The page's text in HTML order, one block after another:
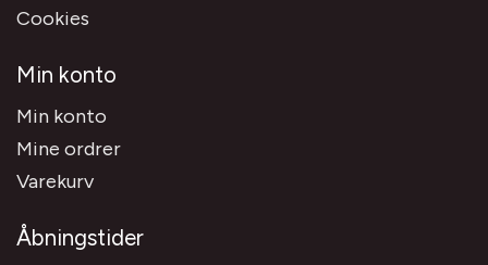
Cookies
Min konto
Min konto
Mine ordrer
Varekurv
Åbningstider